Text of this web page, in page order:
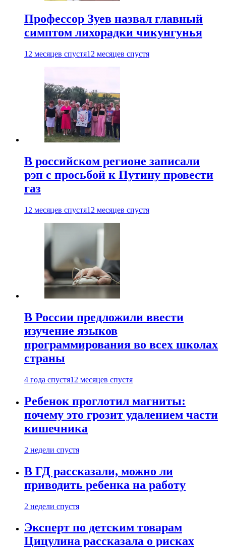
Профессор Зуев назвал главный
симптом лихорадки чикунгунья
12 месяцев спустя12 месяцев спустя
В российском регионе записали
рэп с просьбой к Путину провести
газ
12 месяцев спустя12 месяцев спустя
В России предложили ввести
изучение языков
программирования во всех школах
страны
4 года спустя12 месяцев спустя
Ребенок проглотил магниты:
почему это грозит удалением части
кишечника
2 недели спустя
В ГД рассказали, можно ли
приводить ребенка на работу
2 недели спустя
Эксперт по детским товарам
Цицулина рассказала о рисках